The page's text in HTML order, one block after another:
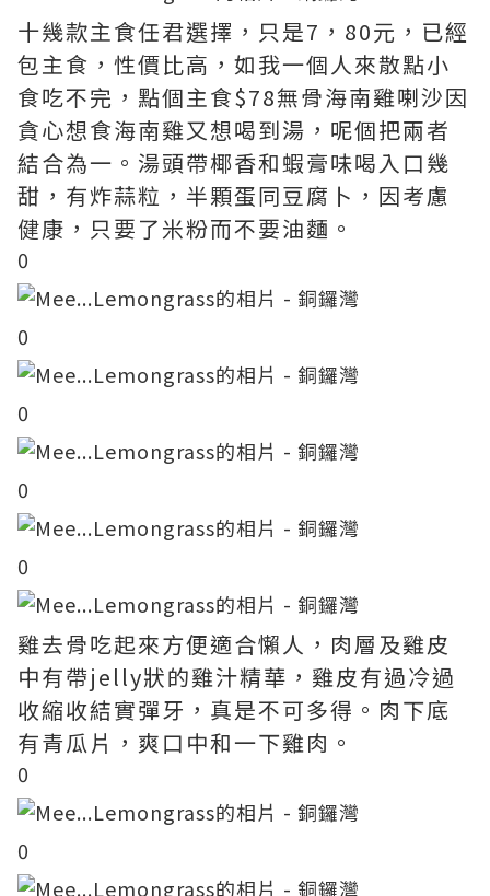
十幾款主食任君選擇，只是7，80元，已經
包主食，性價比高，如我一個人來散點小
食吃不完，點個主食$78無骨海南雞喇沙因
貪心想食海南雞又想喝到湯，呢個把兩者
結合為一。湯頭帶椰香和蝦膏味喝入口幾
甜，有炸蒜粒，半顆蛋同豆腐卜，因考慮
健康，只要了米粉而不要油麵。
0
0
0
0
0
雞去骨吃起來方便適合懶人，肉層及雞皮
中有帶jelly狀的雞汁精華，雞皮有過冷過
收縮收結實彈牙，真是不可多得。肉下底
有青瓜片，爽口中和一下雞肉。
0
0